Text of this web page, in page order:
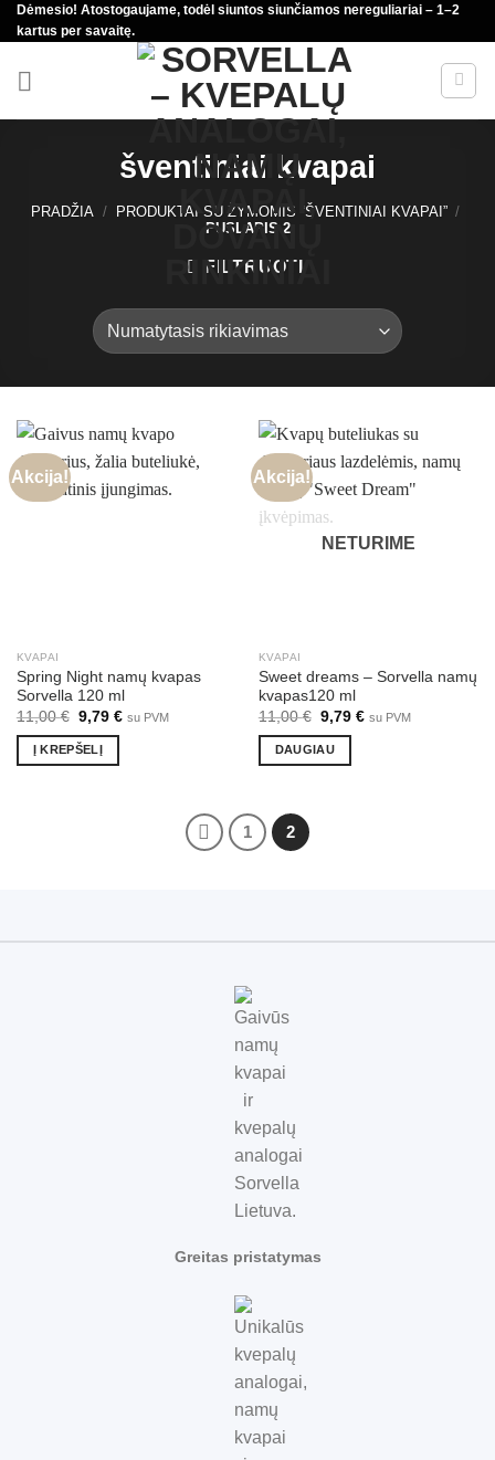
Skip
to
content
Dėmesio! Atostogaujame, todėl siuntos siunčiamos nereguliariai – 1–2
kartus per savaitę.
šventiniai kvapai
PRADŽIA / PRODUKTAI SU ŽYMOMIS “ŠVENTINIAI KVAPAI” /
PUSLAPIS 2
FILTRUOTI
Akcija!
KVAPAI
Spring Night namų kvapas
Sorvella 120 ml
11,00€ Original
price
was:
11,00 €.
9,79 €Current
su PVM
Į KREPŠELĮ
Akcija!
NETURIME
KVAPAI
Sweet dreams – Sorvella namų
kvapas120 ml
11,00€ Original
price
was:
11,00 €.
9,79 €Current
su PVM
DAUGIAU
1 2
Greitas pristatymas